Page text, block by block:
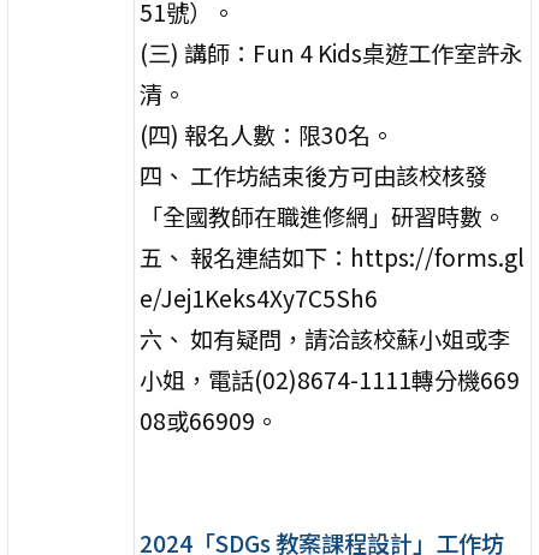
51號）。
(三) 講師：Fun 4 Kids桌遊工作室許永
清。
(四) 報名人數：限30名。
四、 工作坊結束後方可由該校核發
「全國教師在職進修網」研習時數。
五、 報名連結如下：https://forms.gl
e/Jej1Keks4Xy7C5Sh6
六、 如有疑問，請洽該校蘇小姐或李
小姐，電話(02)8674-1111轉分機669
08或66909。
2024「SDGs 教案課程設計」工作坊